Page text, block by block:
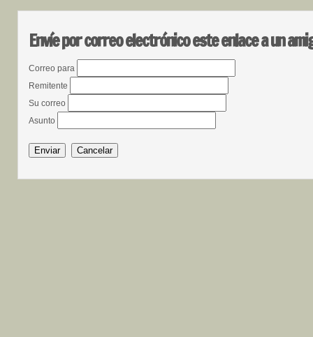
Envíe por correo electrónico este enlace a un
Correo para
Remitente
Su correo
Asunto
Enviar Cancelar